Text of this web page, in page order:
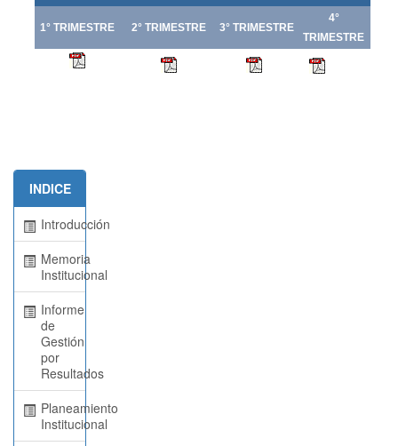
1° TRIMESTRE 2° TRIMESTRE 3° TRIMESTRE
4°
TRIMESTRE
INDICE
Introducción
Memoria
Institucional
Informe
de
Gestión
por
Resultados
Planeamiento
Institucional